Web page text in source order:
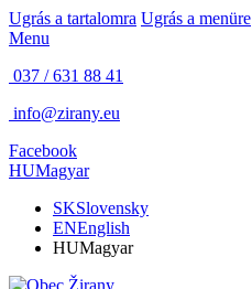
Ugrás a tartalomra Ugrás a menüre
Menu
037 / 631 88 41
info@zirany.eu
Facebook
HUMagyar
SKSlovensky
ENEnglish
HUMagyar